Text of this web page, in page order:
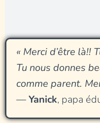
« Merci d’être là!!
Tu nous donnes
comme parent.
—Yanick, papa